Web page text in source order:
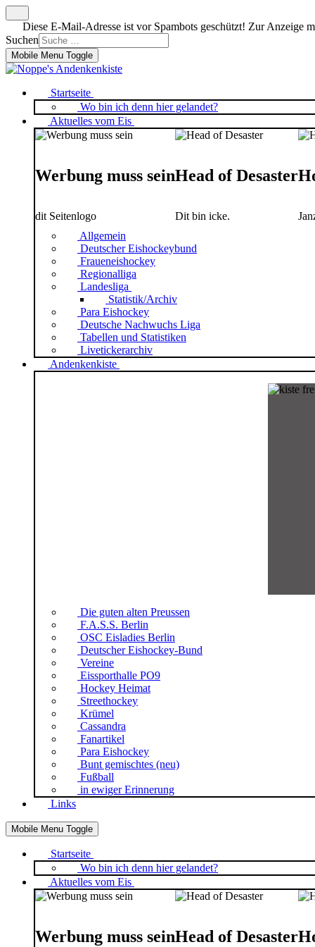
Diese E-Mail-Adresse ist vor Spambots geschützt! Zur Anzeige
Suchen
Mobile Menu Toggle
Startseite
Wo bin ich denn hier gelandet?
Aktuelles vom Eis
Werbung muss sein
dit Seitenlogo
Head of Desaster
Dit bin icke.
Allgemein
Deutscher Eishockeybund
Fraueneishockey
Regionalliga
Landesliga
Statistik/Archiv
Para Eishockey
Deutsche Nachwuchs Liga
Tabellen und Statistiken
Livetickerarchiv
Andenkenkiste
Die guten alten Preussen
F.A.S.S. Berlin
OSC Eisladies Berlin
Deutscher Eishockey-Bund
Vereine
Eissporthalle PO9
Hockey Heimat
Streethockey
Krümel
Cassandra
Fanartikel
Para Eishockey
Bunt gemischtes (neu)
Fußball
in ewiger Erinnerung
Links
Mobile Menu Toggle
Startseite
Wo bin ich denn hier gelandet?
Aktuelles vom Eis
Werbung muss seinHead of Desaster